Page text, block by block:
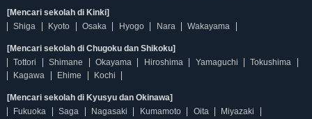
[Mencari sekolah di Kinki]
Shiga
Kyoto Osaka Hyogo Nara Wakayama
[Mencari sekolah di Chugoku dan Shikoku]
Tottori
Shimane Okayama Hiroshima Yamaguchi
Tokushima
Kagawa
Ehime Kochi
[Mencari sekolah di Kyusyu dan Okinawa]
Fukuoka
Saga Nagasaki Kumamoto Oita
Miyazaki